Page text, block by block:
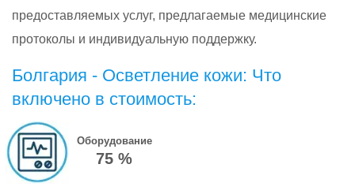
предоставляемых услуг, предлагаемые медицинские
протоколы и индивидуальную поддержку.
Болгария - Осветление кожи: Что
включено в стоимость:
Оборудование
75 %